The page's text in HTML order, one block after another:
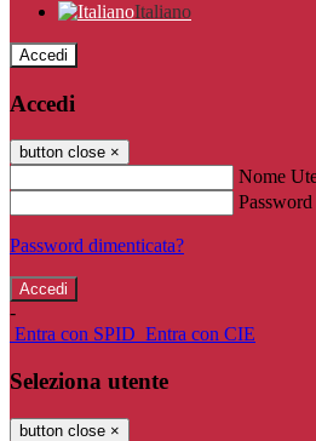
Italiano
Accedi
Accedi
button close ×
Nome
Password
Password dimenticata?
-
Entra con SPID Entra con CIE
Seleziona utente
button close ×